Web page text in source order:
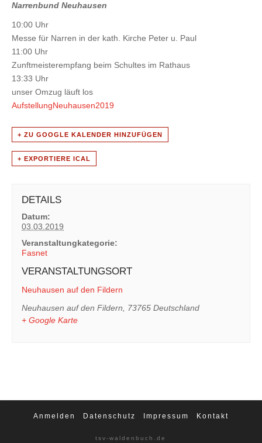
Narrenbund Neuhausen
10:00 Uhr
Messe für Narren in der kath. Kirche Peter u. Paul
11:00 Uhr
Zunftmeisterempfang beim Schultes im Rathaus
13:33 Uhr
unser Omzug läuft los
AufstellungNeuhausen2019
+ ZU GOOGLE KALENDER HINZUFÜGEN
+ EXPORTIERE ICAL
DETAILS
Datum:
03.03.2019
Veranstaltungkategorie:
Fasnet
VERANSTALTUNGSORT
Neuhausen auf den Fildern
Neuhausen auf den Fildern, 73765 Deutschland
+ Google Karte
Anmelden Datenschutz Impressum Kontakt
tsv-waldenbuch.de